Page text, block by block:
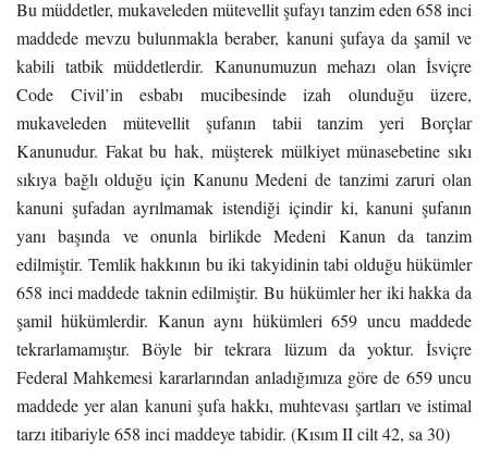
Bu müddetler, mukaveleden mütevellit şufayı tanzim eden 658 inci
maddede mevzu bulunmakla beraber, kanuni şufaya da şamil ve
kabili tatbik müddetlerdir. Kanunumuzun mehazı olan İsviçre
Code Civil’in esbabı mucibesinde izah olunduğu üzere,
mukaveleden mütevellit şufanın tabii tanzim yeri Borçlar
Kanunudur. Fakat bu hak, müşterek mülkiyet münasebetine sıkı
sıkıya bağlı olduğu için Kanunu Medeni de tanzimi zaruri olan
kanuni şufadan ayrılmamak istendiği içindir ki, kanuni şufanın
yanı başında ve onunla birlikde Medeni Kanun da tanzim
edilmiştir. Temlik hakkının bu iki takyidinin tabi olduğu hükümler
658 inci maddede taknin edilmiştir. Bu hükümler her iki hakka da
şamil hükümlerdir. Kanun aynı hükümleri 659 uncu maddede
tekrarlamamıştır. Böyle bir tekrara lüzum da yoktur. İsviçre
Federal Mahkemesi kararlarından anladığımıza göre de 659 uncu
maddede yer alan kanuni şufa hakkı, muhtevası şartları ve istimal
tarzı itibariyle 658 inci maddeye tabidir. (Kısım II cilt 42, sa 30)